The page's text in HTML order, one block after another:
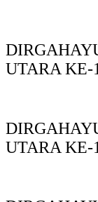
UTARA KE-
UTARA KE-